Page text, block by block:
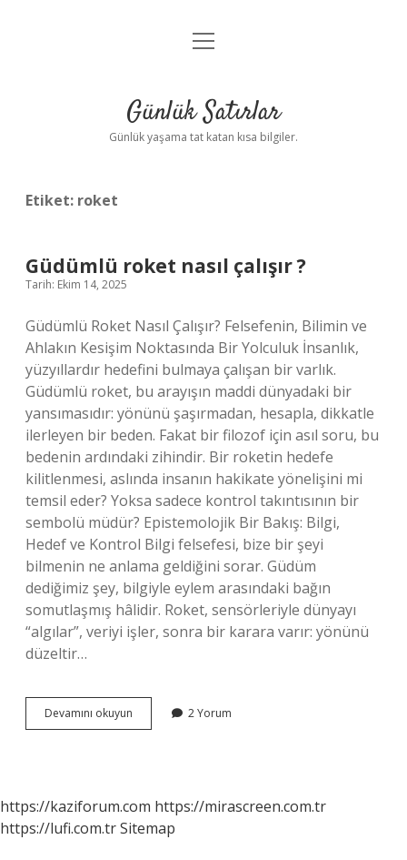
Anasayfa
Yasal Uyarı
menüyü
Günlük Satırlar
Günlük yaşama tat katan kısa bilgiler.
Etiket: roket
Güdümlü roket nasıl çalışır ?
Tarih: Ekim 14, 2025
Güdümlü Roket Nasıl Çalışır? Felsefenin, Bilimin ve
Ahlakın Kesişim Noktasında Bir Yolculuk İnsanlık,
yüzyıllardır hedefini bulmaya çalışan bir varlık.
Güdümlü roket, bu arayışın maddi dünyadaki bir
yansımasıdır: yönünü şaşırmadan, hesapla, dikkatle
ilerleyen bir beden. Fakat bir filozof için asıl soru, bu
bedenin ardındaki zihindir. Bir roketin hedefe
kilitlenmesi, aslında insanın hakikate yönelişini mi
temsil eder? Yoksa sadece kontrol takıntısının bir
sembolü müdür? Epistemolojik Bir Bakış: Bilgi,
Hedef ve Kontrol Bilgi felsefesi, bize bir şeyi
bilmenin ne anlama geldiğini sorar. Güdüm
dediğimiz şey, bilgiyle eylem arasındaki bağın
somutlaşmış hâlidir. Roket, sensörleriyle dünyayı
“algılar”, veriyi işler, sonra bir karara varır: yönünü
düzeltir…
Devamını okuyun Güdümlü
roket
2 Yorum
https://kaziforum.com https://mirascreen.com.tr
https://lufi.com.trSitemap